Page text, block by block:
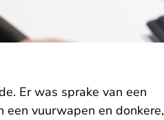
Er was sprake van een
vuurwapen en donkere,